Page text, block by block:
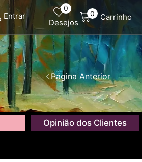
Entrar
0
Desejos
0 Carrinho
Página Anterior
Opinião dos Clientes